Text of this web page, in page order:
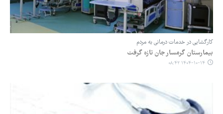
کارگشایی در خدمات درمانی به مردم
بیمارستان گرمسار جان تازه گرفت
۱۴۰۴-۱۰-۱۴ ۰۸:۴۲